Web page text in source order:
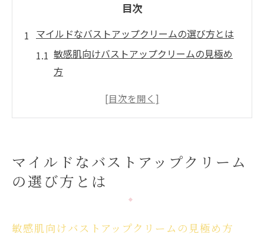
目次
マイルドなバストアップクリームの選び方とは
敏感肌向けバストアップクリームの見極め
方
バストアップクリームのマイルド成分に注
選び
バストアップクリームの使用感を徹底比較
敏感肌にも安心なバストアップケアの秘訣
敏感肌でも使えるバストアップクリームの
マイルドなバストアップクリーム
の選び方とは
敏感肌向けバストアップクリームの見極め方